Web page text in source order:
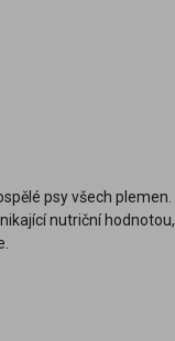
psy všech
nutriční